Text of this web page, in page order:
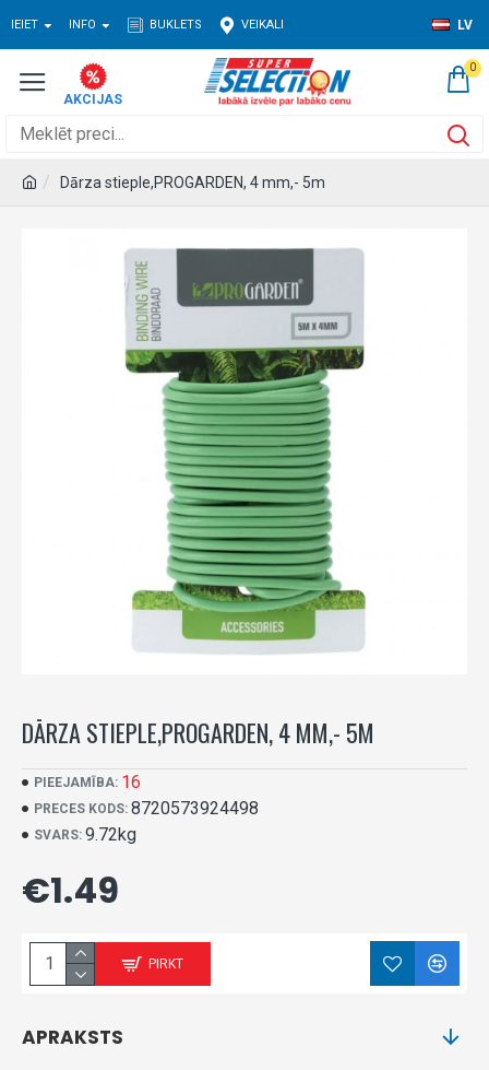
IEIET INFO BUKLETS VEIKALI LV
0
Dārza stieple,PROGARDEN, 4 mm,- 5m
DĀRZA STIEPLE,PROGARDEN, 4 MM,- 5M
PIEEJAMĪBA: 16
PRECES KODS: 8720573924498
SVARS: 9.72kg
€1.49
PIRKT
APRAKSTS